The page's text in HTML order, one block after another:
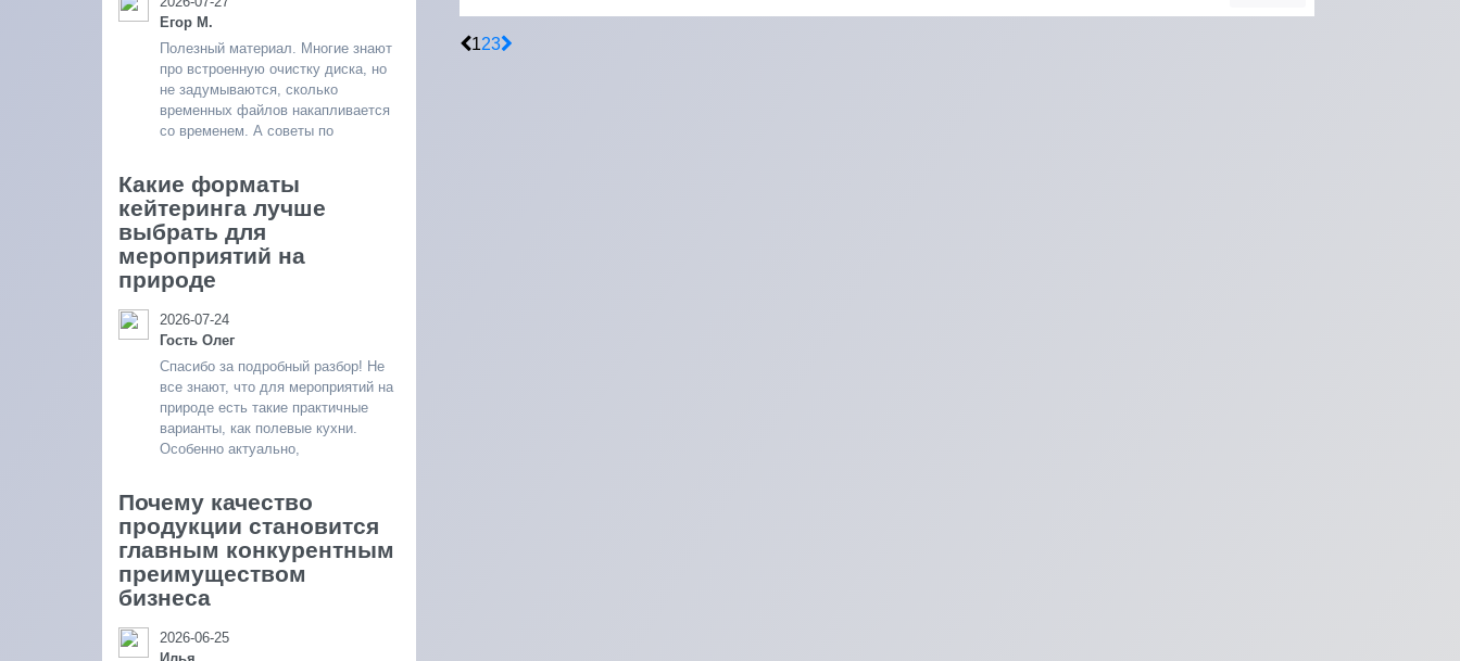
Егор М.
Полезный материал. Многие знают
про встроенную очистку диска, но
не задумываются, сколько
временных файлов накапливается
со временем. А советы по
Какие форматы
кейтеринга лучше
выбрать для
мероприятий на
природе
2026-07-24
Гость Олег
Спасибо за подробный разбор! Не
все знают, что для мероприятий на
природе есть такие практичные
варианты, как полевые кухни.
Особенно актуально,
Почему качество
продукции становится
главным конкурентным
преимуществом
бизнеса
2026-06-25
123